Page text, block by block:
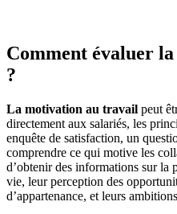
Comment évaluer
?
La motivation au travail peut
directement aux salariés, les
enquête de satisfaction, un
comprendre ce qui motive les
d’obtenir des informations sur la
vie, leur perception des
d’appartenance, et leurs